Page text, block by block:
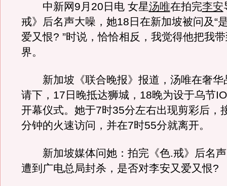
中新网9月20日电 女星汤唯在拍完李安
戒》后名声大噪，她18日在新加坡被问及“
爱又恨? ”时说，恰恰相反，我觉得他把我
界。
新加坡《联合晚报》报道，汤唯在奢华
请下，17日晚抵达狮城，18晚为设于乌节
开幕仪式。她于7时35分左右出现剪彩后，
分钟的火速访问，并在7时55分就离开。
新加坡媒体问她：拍完《色.戒》后名声
遭到广电总局封杀，是否对李安又爱又恨?